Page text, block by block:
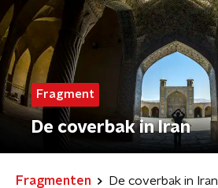
Fragment
De coverbak in Iran
Fragmenten De coverbak in Iran